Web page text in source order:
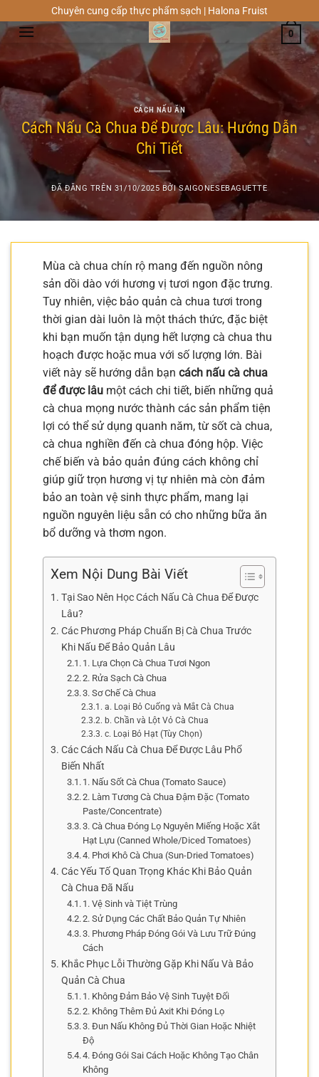
đến
nội
dung
Chuyên cung cấp thực phẩm sạch | Halona Fruist
0
CÁCH NẤU ĂN
Cách Nấu Cà Chua Để Được Lâu: Hướng Dẫn
Chi Tiết
ĐÃ ĐĂNG TRÊN 31/10/2025 BỞISAIGONESEBAGUETTE
Mùa cà chua chín rộ mang đến nguồn nông
sản dồi dào với hương vị tươi ngon đặc trưng.
Tuy nhiên, việc bảo quản cà chua tươi trong
thời gian dài luôn là một thách thức, đặc biệt
khi bạn muốn tận dụng hết lượng cà chua thu
hoạch được hoặc mua với số lượng lớn. Bài
viết này sẽ hướng dẫn bạn cách nấu cà chua
để được lâu một cách chi tiết, biến những quả
cà chua mọng nước thành các sản phẩm tiện
lợi có thể sử dụng quanh năm, từ sốt cà chua,
cà chua nghiền đến cà chua đóng hộp. Việc
chế biến và bảo quản đúng cách không chỉ
giúp giữ trọn hương vị tự nhiên mà còn đảm
bảo an toàn vệ sinh thực phẩm, mang lại
nguồn nguyên liệu sẵn có cho những bữa ăn
bổ dưỡng và thơm ngon.
Xem Nội Dung Bài Viết
Tại Sao Nên Học Cách Nấu Cà Chua Để Được
Lâu?
Các Phương Pháp Chuẩn Bị Cà Chua Trước
Khi Nấu Để Bảo Quản Lâu
1. Lựa Chọn Cà Chua Tươi Ngon
2. Rửa Sạch Cà Chua
3. Sơ Chế Cà Chua
a. Loại Bỏ Cuống và Mắt Cà Chua
b. Chần và Lột Vỏ Cà Chua
c. Loại Bỏ Hạt (Tùy Chọn)
Các Cách Nấu Cà Chua Để Được Lâu Phổ
Biến Nhất
1. Nấu Sốt Cà Chua (Tomato Sauce)
2. Làm Tương Cà Chua Đậm Đặc (Tomato
Paste/Concentrate)
3. Cà Chua Đóng Lọ Nguyên Miếng Hoặc Xắt
Hạt Lựu (Canned Whole/Diced Tomatoes)
4. Phơi Khô Cà Chua (Sun-Dried Tomatoes)
Các Yếu Tố Quan Trọng Khác Khi Bảo Quản
Cà Chua Đã Nấu
1. Vệ Sinh và Tiệt Trùng
2. Sử Dụng Các Chất Bảo Quản Tự Nhiên
3. Phương Pháp Đóng Gói Và Lưu Trữ Đúng
Cách
Khắc Phục Lỗi Thường Gặp Khi Nấu Và Bảo
Quản Cà Chua
1. Không Đảm Bảo Vệ Sinh Tuyệt Đối
2. Không Thêm Đủ Axit Khi Đóng Lọ
3. Đun Nấu Không Đủ Thời Gian Hoặc Nhiệt
Độ
4. Đóng Gói Sai Cách Hoặc Không Tạo Chân
Không